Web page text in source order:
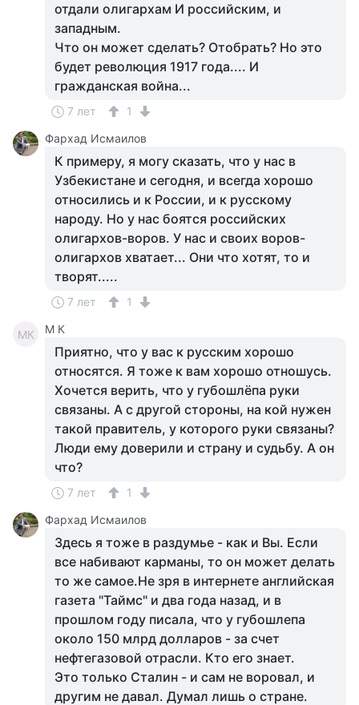
отдали олигархам И российским, и
западным.
Что он может сделать? Отобрать? Но это
будет революция 1917 года.... И
гражданская война...
7 лет
1
Фархад Исмаилов
К примеру, я могу сказать, что у нас в
Узбекистане и сегодня, и всегда хорошо
относились и к России, и к русскому
народу. Но у нас боятся российских
олигархов-воров. У нас и своих воров-
олигархов хватает... Они что хотят, то и
творят.....
7 лет 1
MК M К
Приятно, что у вас к русским хорошо
относятся. Я тоже к вам хорошо отношусь.
Хочется верить, что у губошлёпа руки
связаны. А с другой стороны, на кой нужен
такой правитель, у которого руки связаны?
Люди ему доверили и страну и судьбу. А он
что?
7 лет
1
Фархад Исмаилов
Здесь я тоже в раздумье - как и Вы. Если
все набивают карманы, то он может делать
то же самое.Не зря в интернете английская
газета "Таймс" и два года назад, и в
прошлом году писала, что у губошлепа
около 150 млрд долларов - за счет
нефтегазовой отрасли. Кто его знает.
Это только Сталин - и сам не воровал, и
другим не давал. Думал лишь о стране.